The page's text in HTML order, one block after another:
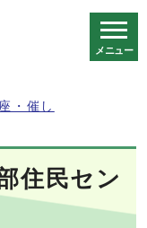
メニュー
・催し
住民セン